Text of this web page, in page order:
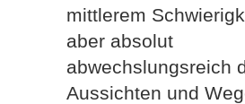
mittlerem
aber absolut
abwechslungsreich
Aussichten und